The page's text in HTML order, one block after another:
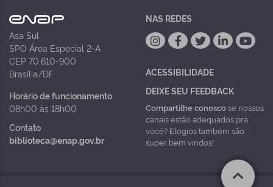
Asa Sul
SPO Área Especial 2-A
CEP 70.610-900
Brasília/DF
Horário de funcionamento
08h00 às 18h00
Contato
biblioteca@enap.gov.br
NAS REDES
ACESSIBILIDADE
DEIXE SEU FEEDBACK
Compartilhe conoscose nossos
canais estão adequados pra
você? Elogios também são
super bem vindos!